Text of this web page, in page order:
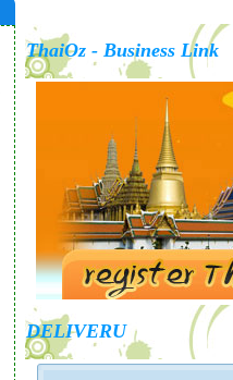
ThaiOz - Business Link
DELIVERU